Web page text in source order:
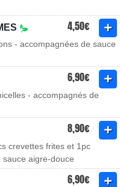
4,50€
- accompagnées de sauce
6,90€
- accompagnés de
8,90€
crevettes frites et 1pc
aigre-douce
6,90€